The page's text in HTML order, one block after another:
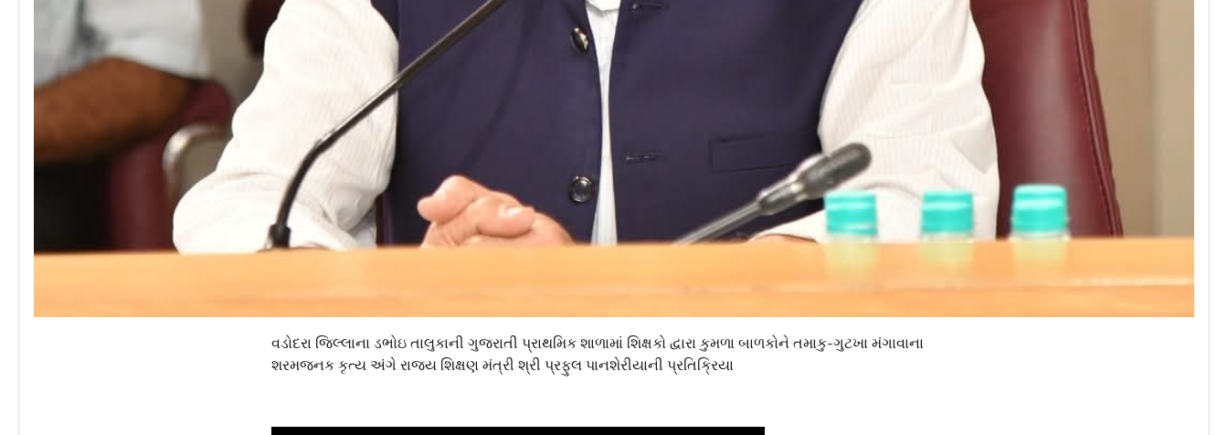
વડોદરા જિલ્લાના ડભોઇ તાલુકાની ગુજરાતી પ્રાથમિક શાળામાં શિક્ષકો દ્વારા કુમળા બાળકોને તમાકુ-ગુટખા મંગાવાના
શરમજનક કૃત્ય અંગે રાજ્ય શિક્ષણ મંત્રી શ્રી પ્રફુલ પાનશેરીયાની પ્રતિક્રિયા